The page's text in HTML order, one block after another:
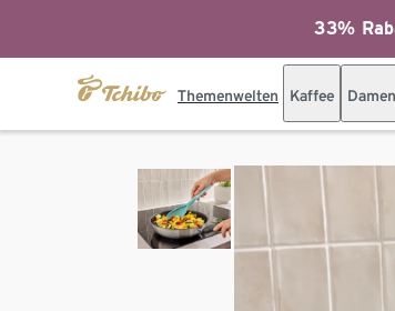
33%
Themenwelten Kaffee Damen